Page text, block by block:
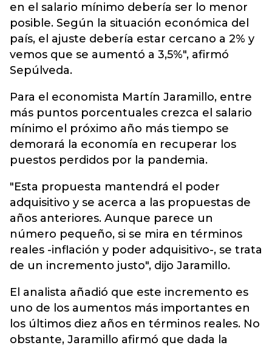
en el salario mínimo debería ser lo menor
posible. Según la situación económica del
país, el ajuste debería estar cercano a 2% y
vemos que se aumentó a 3,5%", afirmó
Sepúlveda.
Para el economista Martín Jaramillo, entre
más puntos porcentuales crezca el salario
mínimo el próximo año más tiempo se
demorará la economía en recuperar los
puestos perdidos por la pandemia.
"Esta propuesta mantendrá el poder
adquisitivo y se acerca a las propuestas de
años anteriores. Aunque parece un
número pequeño, si se mira en términos
reales -inflación y poder adquisitivo-, se trata
de un incremento justo", dijo Jaramillo.
El analista añadió que este incremento es
uno de los aumentos más importantes en
los últimos diez años en términos reales. No
obstante, Jaramillo afirmó que dada la